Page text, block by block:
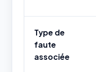
Type de
faute
associée